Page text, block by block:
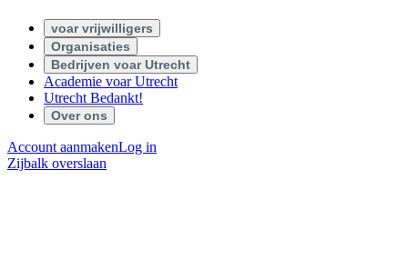
voar vrijwilligers
Organisaties
Bedrijven voar Utrecht
Academie voar Utrecht
Utrecht Bedankt!
Over ons
Account aanmakenLog in
Zijbalk overslaan